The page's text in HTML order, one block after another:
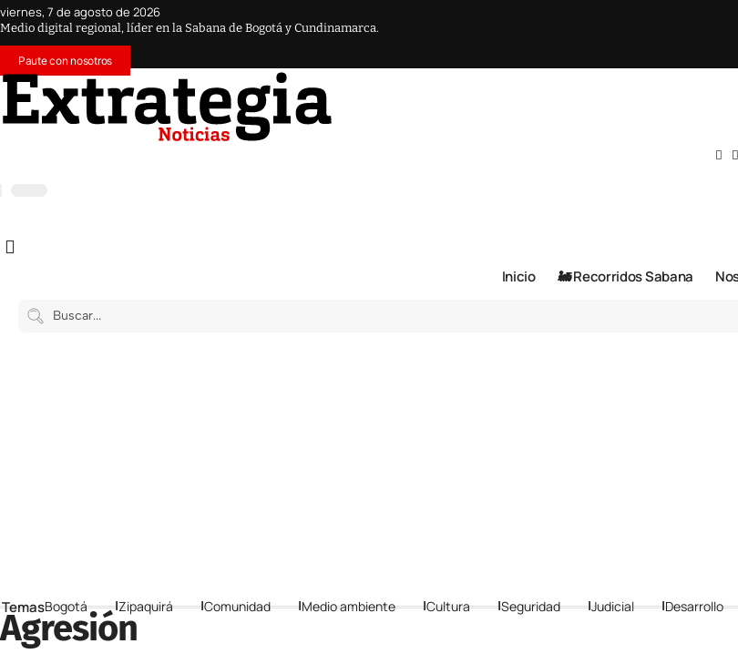
viernes, 7 de agosto de 2026
Medio digital regional, líder en la Sabana de Bogotá y Cundinamarca.
Paute con nosotros
Inicio 🚂 Recorridos Sabana
Bogotá Zipaquirá Comunidad Medio ambiente Cultura Seguridad Judicial Desarrollo
Agresión